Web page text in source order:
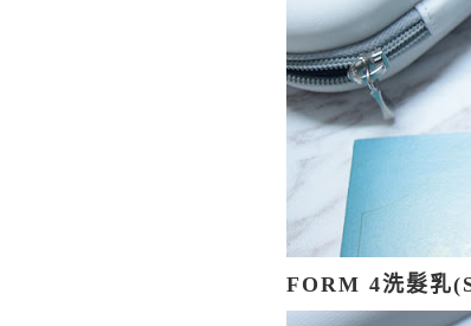
FORM 4洗髮乳